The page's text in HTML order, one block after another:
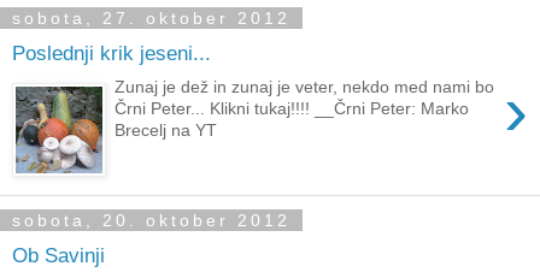
sobota, 27. oktober 2012
Poslednji krik jeseni...
›
Zunaj je dež in zunaj je veter, nekdo med nami bo
Črni Peter... Klikni tukaj!!!! __Črni Peter: Marko
Brecelj na YT
sobota, 20. oktober 2012
Ob Savinji